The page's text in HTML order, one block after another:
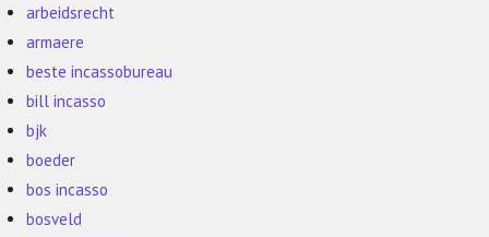
arbeidsrecht
armaere
beste incassobureau
bill incasso
bjk
boeder
bos incasso
bosveld